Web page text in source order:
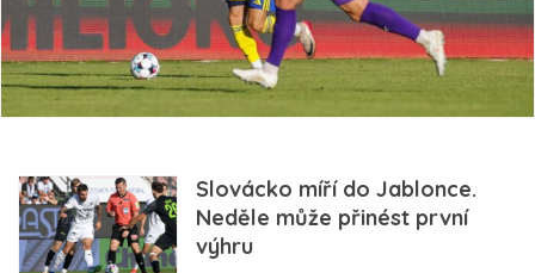
Slovácko míří do Jablonce.
Neděle může přinést první
výhru